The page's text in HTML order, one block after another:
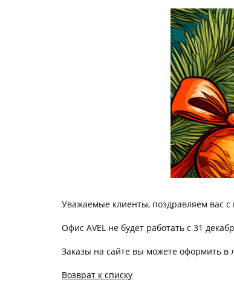
Уважаемые клиенты, поздравляем вас
Офис AVEL не будет работать с 31
Заказы на сайте вы можете оформить в
Возврат к списку